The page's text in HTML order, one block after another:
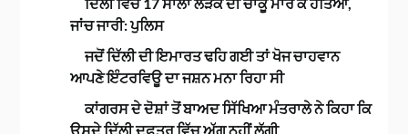
ਜਾਂਚ ਜਾਰੀ: ਪੁਲਿਸ
ਜਦੋਂ ਦਿੱਲੀ ਦੀ ਇਮਾਰਤ ਢਹਿ ਗਈ ਤਾਂ ਖੋਜ ਚਾਹਵਾਨ
ਆਪਣੇ ਇੰਟਰਵਿਊ ਦਾ ਜਸ਼ਨ ਮਨਾ ਰਿਹਾ ਸੀ
ਕਾਂਗਰਸ ਦੇ ਦੋਸ਼ਾਂ ਤੋਂ ਬਾਅਦ ਸਿੱਖਿਆ ਮੰਤਰਾਲੇ ਨੇ ਕਿਹਾ ਕਿ
ਉਸਦੇ ਦਿੱਲੀ ਦਫ਼ਤਰ ਵਿੱਚ ਅੱਗ ਨਹੀਂ ਲੱਗੀ